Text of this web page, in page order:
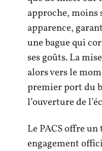
approche, moins
apparence,
une bague qui
ses goûts. La
alors vers le
premier port du
l’ouverture de
Le PACS offre
engagement